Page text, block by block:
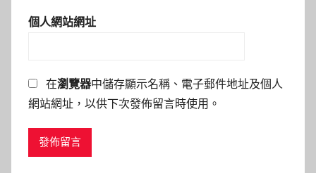
個人網站網址
在瀏覽器中儲存顯示名稱、電子郵件地址及個人
網站網址，以供下次發佈留言時使用。